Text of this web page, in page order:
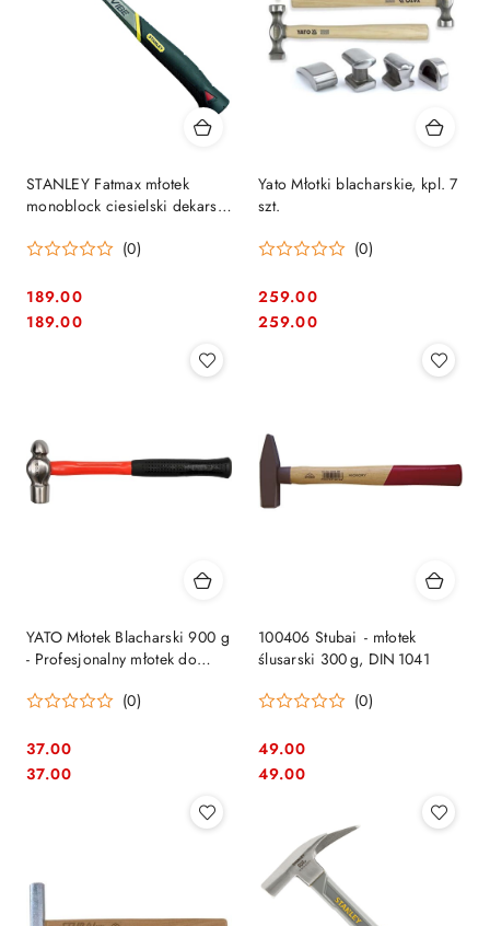
STANLEY Fatmax młotek
monoblock ciesielski dekarski
(0)
Cena:
189.00
Cena:
189.00
Yato Młotki blacharskie, kpl. 7
szt.
(0)
Cena:
259.00
Cena:
259.00
YATO Młotek Blacharski 900 g
- Profesjonalny młotek do
(0)
Cena:
37.00
Cena:
37.00
100406 Stubai - młotek
ślusarski 300 g, DIN 1041
(0)
Cena:
49.00
Cena:
49.00